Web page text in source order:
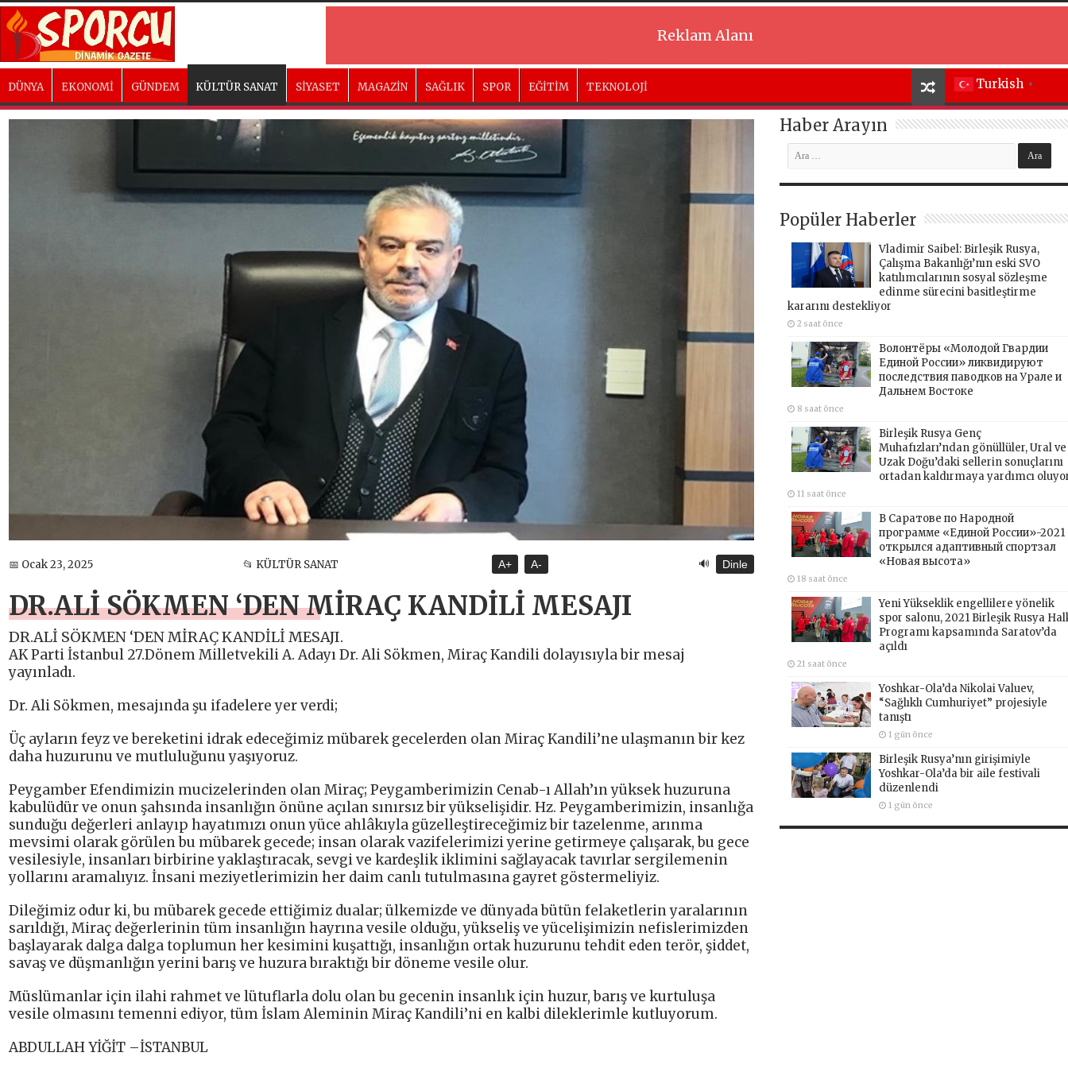
Reklam Alanı
Turkish ▼
DÜNYA EKONOMİ GÜNDEM KÜLTÜR SANAT SİYASET MAGAZİN SAĞLIK SPOR EĞİTİM TEKNOLOJİ
📅 Ocak 23, 2025 📂 KÜLTÜR SANAT A+ A- 🔊 Dinle
DR.ALİ SÖKMEN ‘DEN MİRAÇ KANDİLİ MESAJI
DR.ALİ SÖKMEN ‘DEN MİRAÇ KANDİLİ MESAJI.
AK Parti İstanbul 27.Dönem Milletvekili A. Adayı Dr. Ali Sökmen, Miraç Kandili dolayısıyla bir mesaj
yayınladı.
Dr. Ali Sökmen, mesajında şu ifadelere yer verdi;
Üç ayların feyz ve bereketini idrak edeceğimiz mübarek gecelerden olan Miraç Kandili’ne ulaşmanın bir kez
daha huzurunu ve mutluluğunu yaşıyoruz.
Peygamber Efendimizin mucizelerinden olan Miraç; Peygamberimizin Cenab-ı Allah’ın yüksek huzuruna
kabulüdür ve onun şahsında insanlığın önüne açılan sınırsız bir yükselişidir. Hz. Peygamberimizin, insanlığa
sunduğu değerleri anlayıp hayatımızı onun yüce ahlâkıyla güzelleştireceğimiz bir tazelenme, arınma
mevsimi olarak görülen bu mübarek gecede; insan olarak vazifelerimizi yerine getirmeye çalışarak, bu gece
vesilesiyle, insanları birbirine yaklaştıracak, sevgi ve kardeşlik iklimini sağlayacak tavırlar sergilemenin
yollarını aramalıyız. İnsani meziyetlerimizin her daim canlı tutulmasına gayret göstermeliyiz.
Dileğimiz odur ki, bu mübarek gecede ettiğimiz dualar; ülkemizde ve dünyada bütün felaketlerin yaralarının
sarıldığı, Miraç değerlerinin tüm insanlığın hayrına vesile olduğu, yükseliş ve yücelişimizin nefislerimizden
başlayarak dalga dalga toplumun her kesimini kuşattığı, insanlığın ortak huzurunu tehdit eden terör, şiddet,
savaş ve düşmanlığın yerini barış ve huzura bıraktığı bir döneme vesile olur.
Müslümanlar için ilahi rahmet ve lütuflarla dolu olan bu gecenin insanlık için huzur, barış ve kurtuluşa
vesile olmasını temenni ediyor, tüm İslam Aleminin Miraç Kandili’ni en kalbi dileklerimle kutluyorum.
ABDULLAH YİĞİT –İSTANBUL
Haber Arayın
Popüler Haberler
Vladimir Saibel: Birleşik Rusya,
Çalışma Bakanlığı’nın eski SVO
katılımcılarının sosyal sözleşme
edinme sürecini basitleştirme
kararını destekliyor
2 saat önce
Волонтёры «Молодой Гвардии
Единой России» ликвидируют
последствия паводков на Урале и
Дальнем Востоке
8 saat önce
Birleşik Rusya Genç
Muhafızları’ndan gönüllüler, Ural ve
Uzak Doğu’daki sellerin sonuçlarını
ortadan kaldırmaya yardımcı
11 saat önce
В Саратове по Народной
программе «Единой России»-2021
открылся адаптивный спортзал
«Новая высота»
18 saat önce
Yeni Yükseklik engellilere yönelik
spor salonu, 2021 Birleşik Rusya
Programı kapsamında Saratov’da
açıldı
21 saat önce
Yoshkar-Ola’da Nikolai Valuev,
“Sağlıklı Cumhuriyet” projesiyle
tanıştı
1 gün önce
Birleşik Rusya’nın girişimiyle
Yoshkar-Ola’da bir aile festivali
düzenlendi
1 gün önce